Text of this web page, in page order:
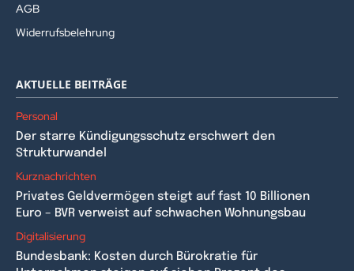
AGB
Widerrufsbelehrung
AKTUELLE BEITRÄGE
Personal
Der starre Kündigungsschutz erschwert den
Strukturwandel
Kurznachrichten
Privates Geldvermögen steigt auf fast 10 Billionen
Euro – BVR verweist auf schwachen Wohnungsbau
Digitalisierung
Bundesbank: Kosten durch Bürokratie für